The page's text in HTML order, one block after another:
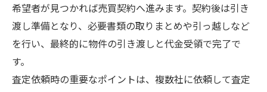
希望者が見つかれば売買契約へ進みます。契約後は引き
渡し準備となり、必要書類の取りまとめや引っ越しなど
を行い、最終的に物件の引き渡しと代金受領で完了で
す。
査定依頼時の重要なポイントは、複数社に依頼して査定